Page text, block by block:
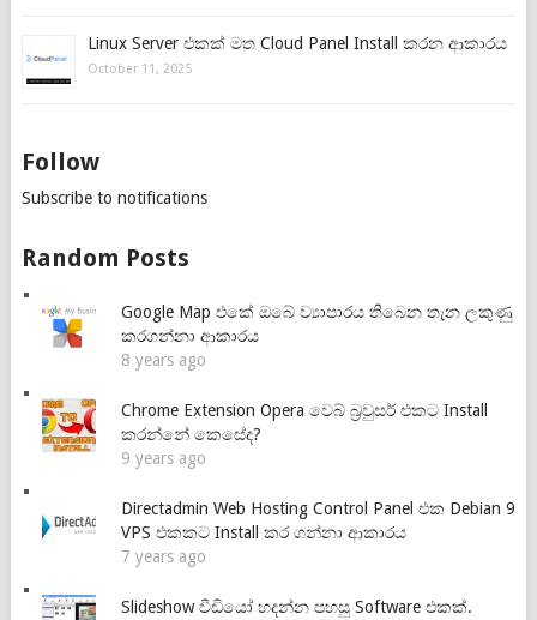
Linux Server එකක් මත Cloud Panel Install කරන ආකාරය
October 11, 2025
Follow
Subscribe to notifications
Random Posts
Google Map එකේ ඔබේ ව්‍යාපාරය තිබෙන තැන ලකුණු
කරගන්නා ආකාරය
8 years ago
Chrome Extension Opera වෙබ් බ්‍රවුසර් එකට Install
කරන්නේ කෙසේද?
9 years ago
Directadmin Web Hosting Control Panel එක Debian 9
VPS එකකට Install කර ගන්නා ආකාරය
7 years ago
Slideshow වීඩියෝ හදන්න පහසු Software එකක්.